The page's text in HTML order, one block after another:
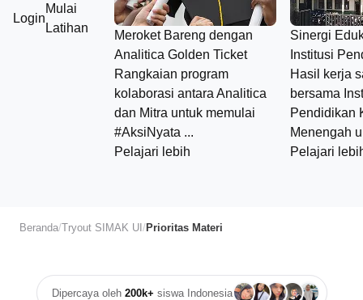
Login
Mulai
Latihan
Meroket Bareng dengan
Analitica Golden Ticket
Rangkaian program
kolaborasi antara Analitica
dan Mitra untuk memulai
#AksiNyata ...
Pelajari lebih
Sinergi
Institusi
Hasil kerja
bersama
Pendidikan
Menengah
Pelajari
Beranda Tryout SIMAK UI Prioritas Materi
Dipercaya oleh 200k+ siswa Indonesia